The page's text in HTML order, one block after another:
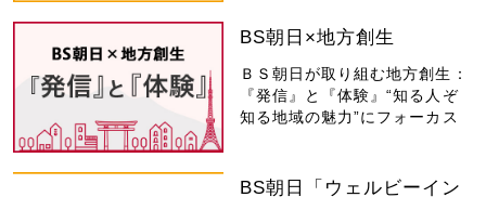
BS朝日×地方創生
ＢＳ朝日が取り組む地方創生：
『発信』と『体験』“知る人ぞ
知る地域の魅力”にフォーカス
BS朝日「ウェルビーイン